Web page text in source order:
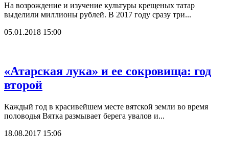
На возрождение и изучение культуры крещеных татар
выделили миллионы рублей. В 2017 году сразу три...
05.01.2018 15:00
«Атарская лука» и ее сокровища: год
второй
Каждый год в красивейшем месте вятской земли во время
половодья Вятка размывает берега увалов и...
18.08.2017 15:06